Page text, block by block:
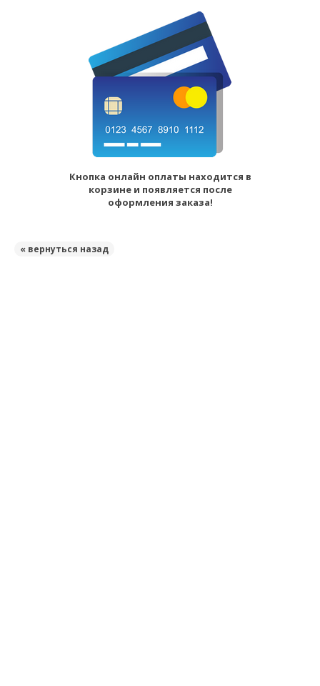
Кнопка онлайн оплаты находится в
корзине и появляется после
оформления заказа!
« вернуться назад